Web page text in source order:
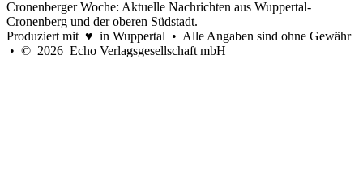
Cronenberger Woche: Aktuelle Nachrichten aus Wuppertal-
Cronenberg und der oberen Südstadt.
Produziert mit ♥ in Wuppertal • Alle Angaben sind ohne Gewähr
• © 2026 Echo Verlagsgesellschaft mbH